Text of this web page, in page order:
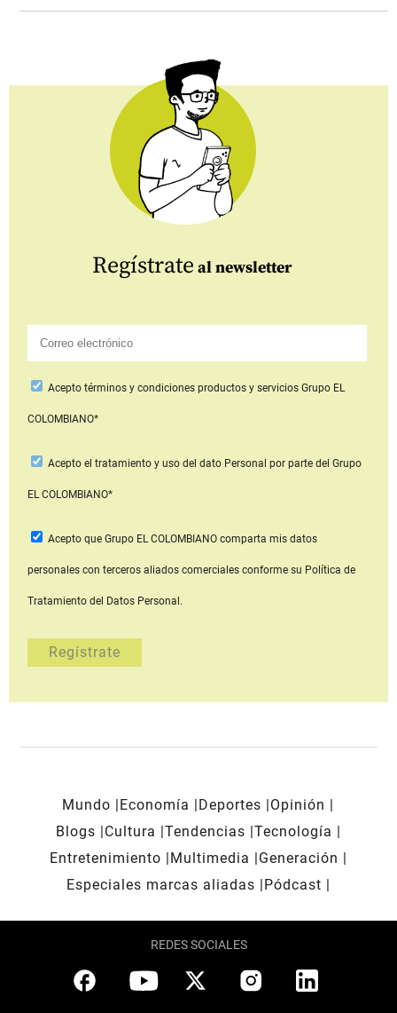
Regístrate al newsletter
Aceptotérminos y condiciones productos y serviciosGrupo EL
COLOMBIANO*
Acepto el tratamiento y uso del dato Personal por parte del Grupo
EL COLOMBIANO*
Acepto que Grupo EL COLOMBIANOcomparta mis datos
personales con terceros aliados comerciales conforme su Política de
Tratamiento del Datos Personal.
Mundo Economía Deportes
Opinión
Blogs
Cultura Tendencias Tecnología
Entretenimiento
Multimedia
Generación
Especiales marcas aliadas
Pódcast
REDES SOCIALES